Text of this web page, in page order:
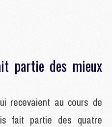
partie des mieux
recevaient au cours de
fait partie des quatre